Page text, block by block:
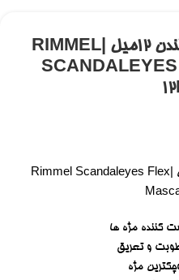
ریمل فلکس اسکندل ایز لندن 12میل |RIMMEL
ریمل فلکس اسکندل ایز لندن 12میل |Rimmel Scandaleyes Flex
کننده مژه ها
و تعریق
مژه